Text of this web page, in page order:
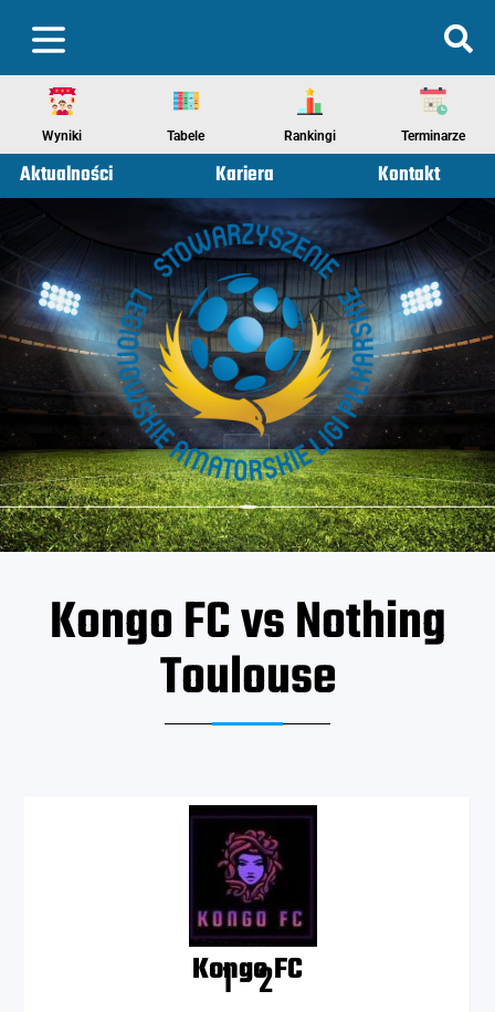
Wyniki Tabele Rankingi Terminarze
Aktualności Kariera Kontakt
Kongo FC vs Nothing
Toulouse
Kongo FC
1-2